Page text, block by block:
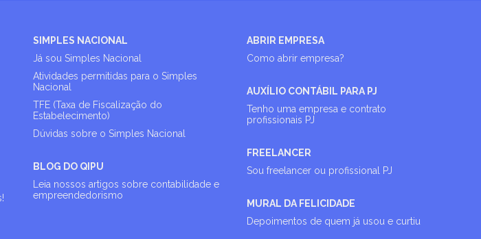
SIMPLES NACIONAL
Já sou Simples Nacional
Atividades permitidas para o Simples
Nacional
TFE (Taxa de Fiscalização do
Estabelecimento)
Dúvidas sobre o Simples Nacional
BLOG DO QIPU
Leia nossos artigos sobre contabilidade e
empreendedorismo
ABRIR EMPRESA
Como abrir empresa?
AUXÍLIO CONTÁBIL PARA PJ
Tenho uma empresa e contrato
profissionais PJ
FREELANCER
Sou freelancer ou profissional PJ
MURAL DA FELICIDADE
Depoimentos de quem já usou e curtiu